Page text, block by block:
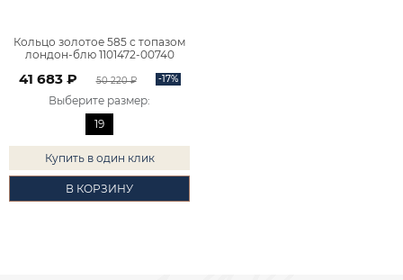
Кольцо золотое 585 с топазом
лондон-блю 1101472-00740
41 683 ₽ 50 220 ₽ -17%
Выберите размер:
19
Купить в один клик
В КОРЗИНУ